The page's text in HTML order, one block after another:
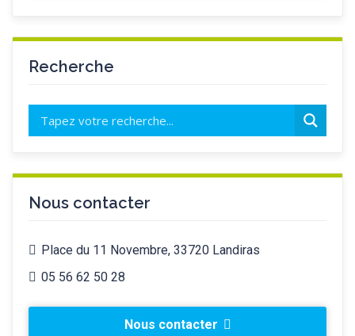
Recherche
Nous contacter
Place du 11 Novembre, 33720 Landiras
05 56 62 50 28
Nous contacter